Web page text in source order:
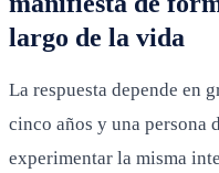
largo de la vida
La respuesta depende en
cinco años y una persona
experimentar la misma